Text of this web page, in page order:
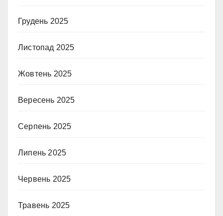
Грудень 2025
Листопад 2025
Жовтень 2025
Вересень 2025
Серпень 2025
Липень 2025
Червень 2025
Травень 2025